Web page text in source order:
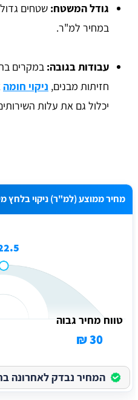
גודל המשטח: שטחים
במחיר למ"ר.
עבודות בגובה: במקרים
חזיתות מבנים, ניקוי חומה
יכלול גם את עלות
מחיר ממוצע (למ"ר) ניקוי בלחץ
₪
טווח מחיר גבוה
30 ₪
המחיר נבדק לאחרונה